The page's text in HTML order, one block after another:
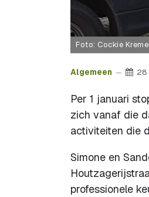
Foto: Cockie
Algemeen 28
Per 1 januari
zich vanaf die
activiteiten die
Simone en
professionele